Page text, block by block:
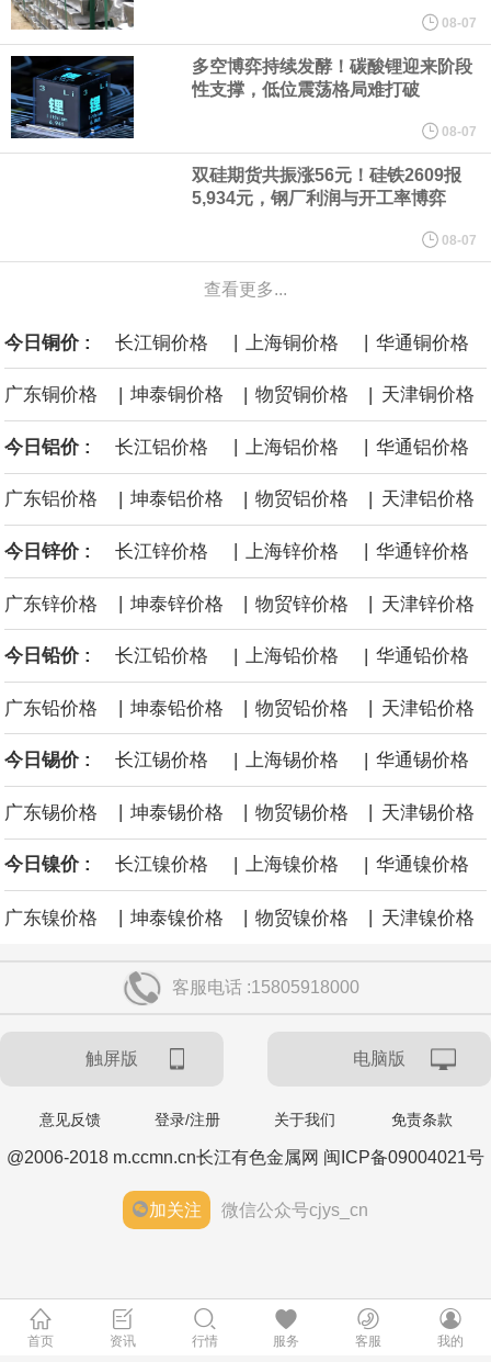
稳定的三大有利因素带动下，预期第3季度营运将优于第2季度，并
进一步扩大全年营运成果。
美国国会预算办公室（CBO）于当地时间5日发布报告称，美国海军
计划建造的15艘核动力“特朗普级”（Trump-class）战列舰，从研发
到采购的总费用可能高达2750亿美元，为美国有史以来最昂贵的水
面战舰项目之一。 根据CBO的初步估算，首舰造价约234亿美元，
后续14艘平均每艘约180亿美元。
黄金价格有望录得自今年1月以来最大单周涨幅。油价走弱为金价提
供支撑，同时投资者正等待美国非农就业数据，以寻找美国利率前
景的线索。StoneX高级分析师马特·辛普森表示，中东和平前景改善
令市场通胀预期下降，推动黄金价格从此前持续数周、位于4000美
元上方的盘整区间中进一步上涨。
必和必拓港口联合工会：必和必拓西澳大利亚铁矿石业务的工人已
通知，将于8月9日实施24小时停工。
08-07
多空博弈持续发酵！碳酸锂迎来阶段
性支撑，低位震荡格局难打破
08-07
双硅期货共振涨56元！硅铁2609报
5,934元，钢厂利润与开工率博弈
08-07
查看更多...
今日铜价 : 长江铜价格 | 上海铜价格 | 华通铜价格
广东铜价格 | 坤泰铜价格 | 物贸铜价格 | 天津铜价格
今日铝价 : 长江铝价格 上海铝价格 华通铝价格
广东铝价格 | 坤泰铝价格 | 物贸铝价格 | 天津铝价格
今日锌价 : 长江锌价格 上海锌价格 华通锌价格
广东锌价格 | 坤泰锌价格 | 物贸锌价格 | 天津锌价格
今日铅价 : 长江铅价格 | 上海铅价格 | 华通铅价格
广东铅价格 坤泰铅价格 物贸铅价格 天津铅价格
今日锡价 : 长江锡价格 | 上海锡价格 | 华通锡价格
广东锡价格 坤泰锡价格 物贸锡价格 天津锡价格
今日镍价 : 长江镍价格 | 上海镍价格 | 华通镍价格
广东镍价格 | 坤泰镍价格 | 物贸镍价格 | 天津镍价格
客服电话 :15805918000
触屏版 电脑版
意见反馈 登录/注册 关于我们 免责条款
@2006-2018 m.ccmn.cn长江有色金属网 闽ICP备09004021号
加关注 微信公众号cjys_cn
首页 资讯 行情 服务 客服 我的